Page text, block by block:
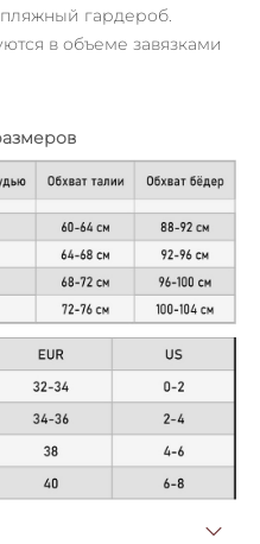
гардероб.
в объеме завязками